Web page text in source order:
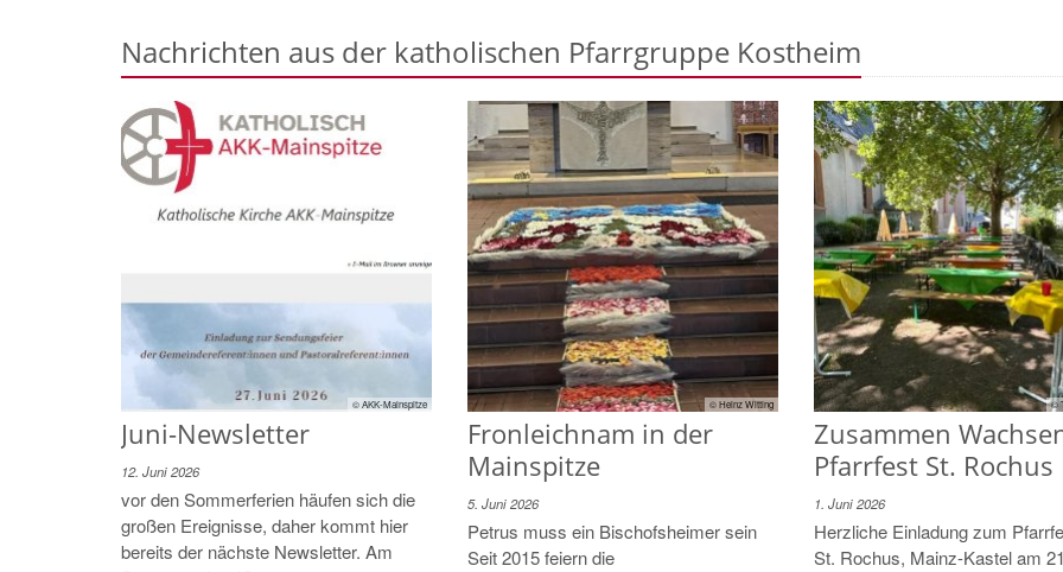
Nachrichten aus der katholischen Pfarrgruppe Kostheim
© AKK-Mainspitze
Juni-Newsletter
12. Juni 2026
vor den Sommerferien häufen sich die
großen Ereignisse, daher kommt hier
bereits der nächste Newsletter. Am
© Heinz Witting
Fronleichnam in der
Mainspitze
5. Juni 2026
Petrus muss ein Bischofsheimer sein
Seit 2015 feiern die
©
Zusammen
Pfarrfest St. Rochus
1. Juni 2026
Herzliche Einladung zum
St. Rochus, Mainz-Kastel am